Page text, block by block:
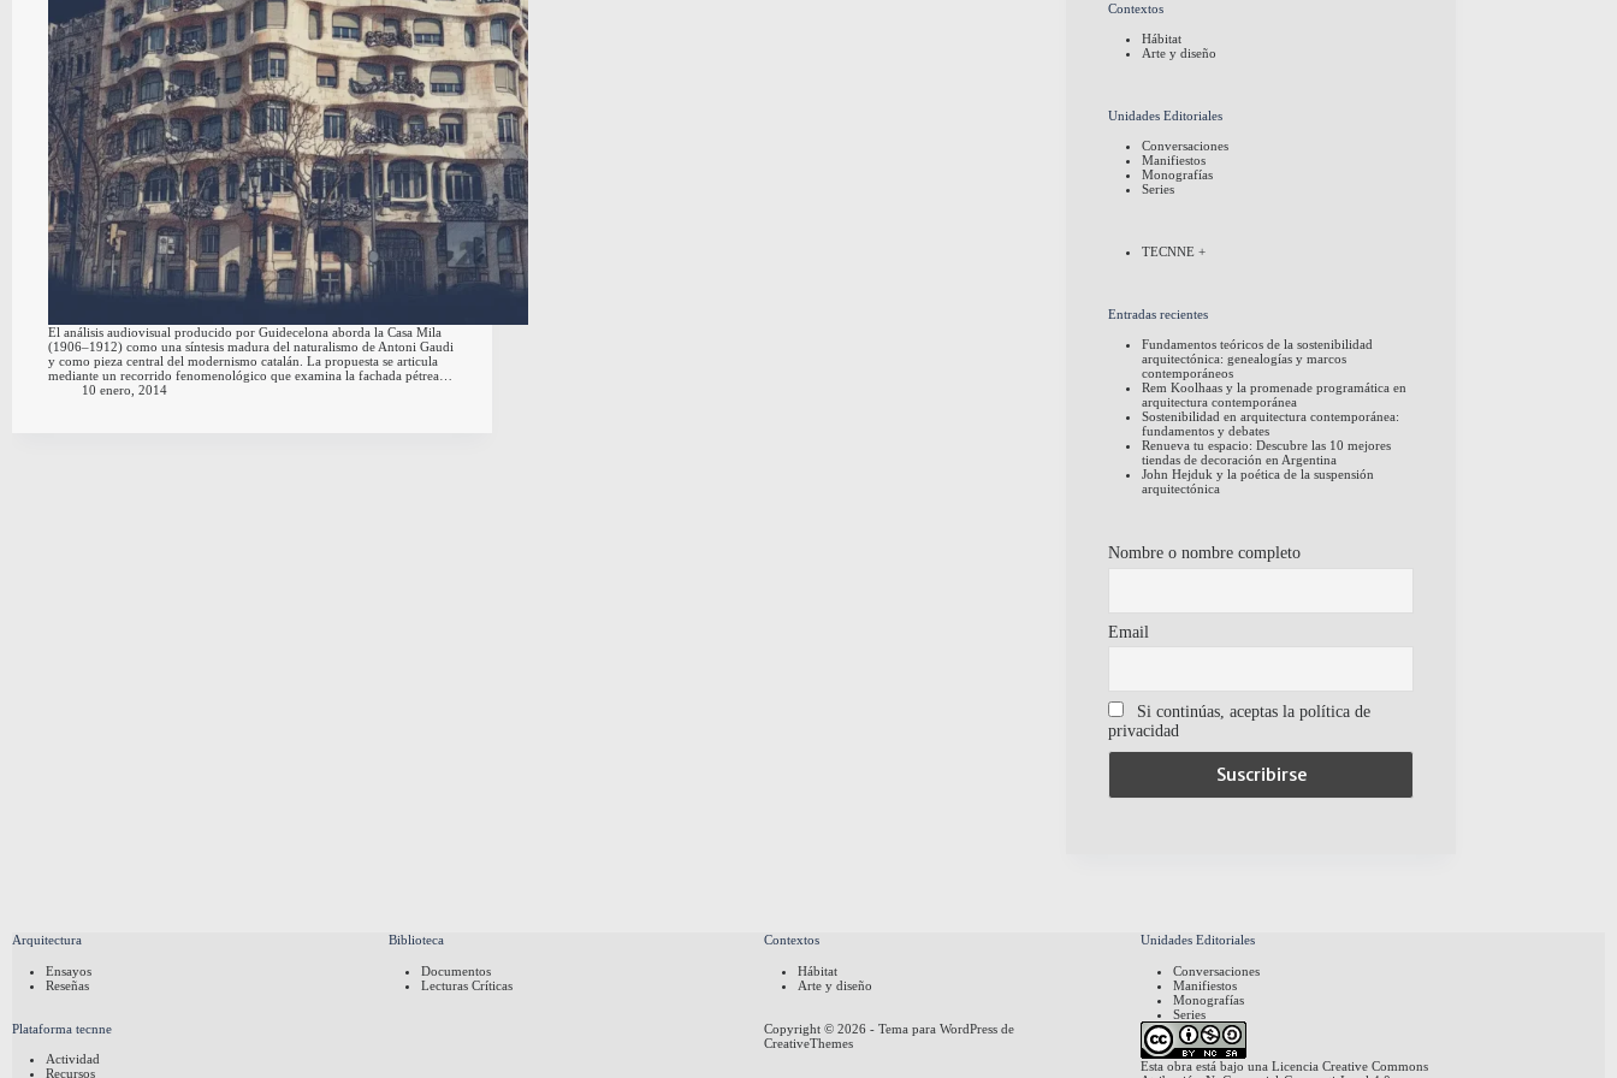
El análisis audiovisual producido por Guidecelona aborda la Casa Mila
(1906–1912) como una síntesis madura del naturalismo de Antoni Gaudi
y como pieza central del modernismo catalán. La propuesta se articula
mediante un recorrido fenomenológico que examina la fachada pétrea…
10 enero, 2014
Contextos
Hábitat
Arte y diseño
Unidades Editoriales
Conversaciones
Manifiestos
Monografías
Series
TECNNE +
Entradas recientes
Fundamentos teóricos de la sostenibilidad
arquitectónica: genealogías y marcos
contemporáneos
Rem Koolhaas y la promenade programática en
arquitectura contemporánea
Sostenibilidad en arquitectura contemporánea:
fundamentos y debates
Renueva tu espacio: Descubre las 10 mejores
tiendas de decoración en Argentina
John Hejduk y la poética de la suspensión
arquitectónica
Nombre o nombre completo
Email
Si continúas, aceptas la política de
privacidad
Arquitectura
Ensayos
Reseñas
Biblioteca
Documentos
Lecturas Críticas
Contextos
Hábitat
Arte y diseño
Unidades Editoriales
Conversaciones
Manifiestos
Monografías
Series
Plataforma tecnne
Actividad
Recursos
Copyright © 2026 - Tema para WordPress de
CreativeThemes
Esta obra está bajo una Licencia Creative Commons